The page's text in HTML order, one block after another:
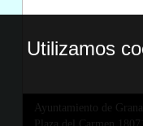
Ayuntamiento de
Utilizamos